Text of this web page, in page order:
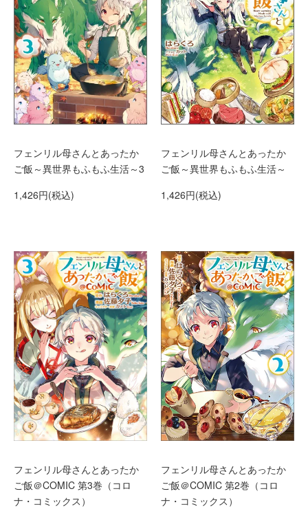
フェンリル母さんとあったか
ご飯～異世界もふもふ生活～3
1,426円(税込)
フェンリル母さんとあったか
ご飯～異世界もふもふ生活～
1,426円(税込)
フェンリル母さんとあったか
ご飯＠COMIC 第3巻（コロ
ナ・コミックス）
フェンリル母さんとあったか
ご飯＠COMIC 第2巻（コロ
ナ・コミックス）